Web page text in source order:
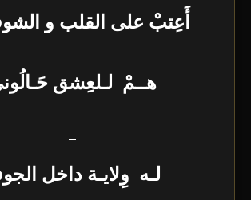
أَعِتبْ على القلب و
هــمْ لـلعِشق
–
لـه وِلايـة داخل